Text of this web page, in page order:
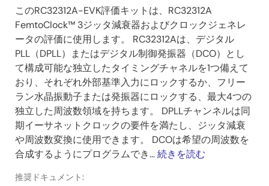
このRC32312A-EVK評価キットは、RC32312A
FemtoClock™ 3ジッタ減衰器およびクロックジェネレ
ータの評価に使用します。 RC32312Aは、デジタル
PLL（DPLL）またはデジタル制御発振器（DCO）とし
て構成可能な独立したタイミングチャネルを1つ備えて
おり、それぞれ外部基準入力にロックするか、フリー
ラン水晶振動子または発振器にロックする、最大4つの
独立した周波数領域を持ちます。 DPLLチャンネルは同
期イーサネットクロックの要件を満たし、ジッタ減衰
や周波数変換に使用できます。 DCOは希望の周波数を
合成するようにプログラムでき...続きを読む
推奨ドキュメント: